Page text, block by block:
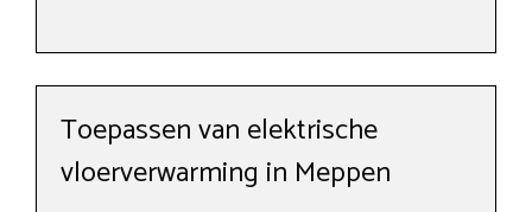
Toepassen van elektrische
vloerverwarming in Meppen